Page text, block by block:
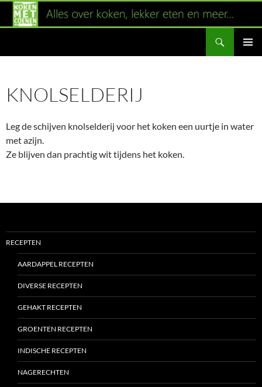
naar
KNOLSELDERIJ
Leg de schijven knolselderij voor het koken een uurtje in water
met azijn.
Ze blijven dan prachtig wit tijdens het koken.
RECEPTEN
AARDAPPEL RECEPTEN
DIVERSE RECEPTEN
GEHAKT RECEPTEN
GROENTEN RECEPTEN
INDISCHE RECEPTEN
NAGERECHTEN